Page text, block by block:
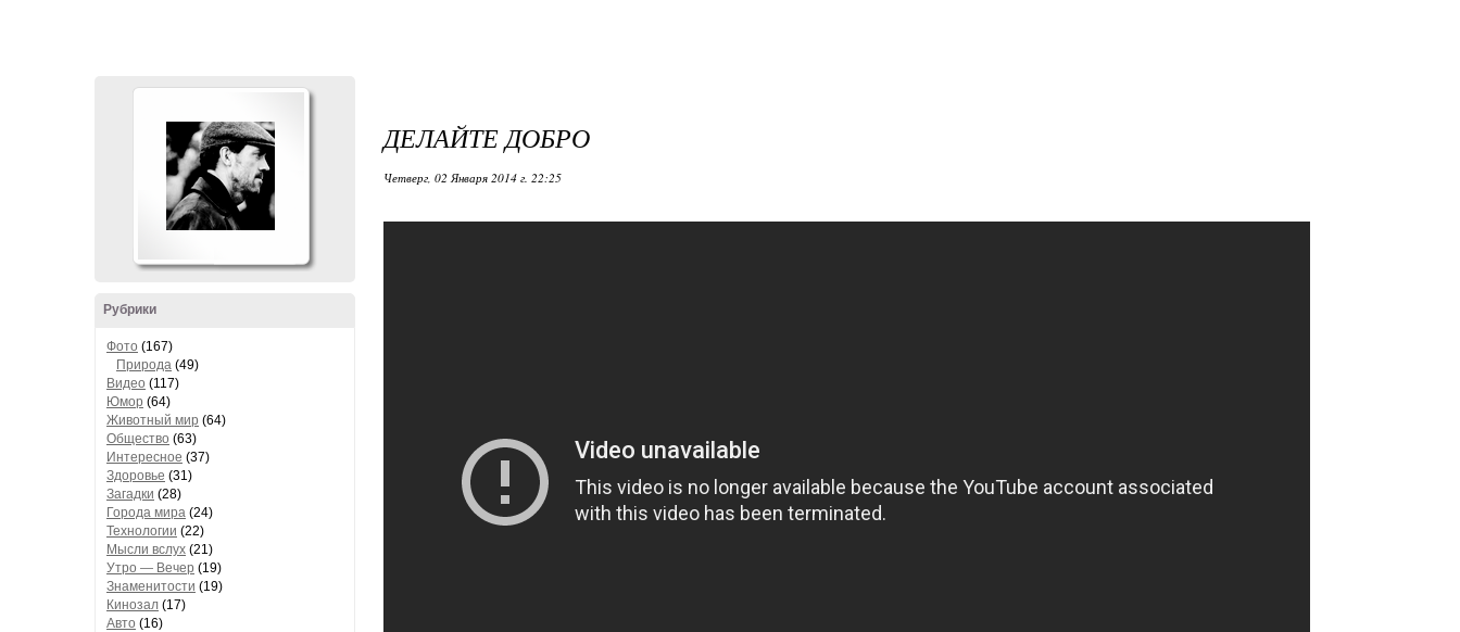
Рубрики
Фото (167)
Природа (49)
Видео (117)
Юмор (64)
Животный мир (64)
Общество (63)
Интересное (37)
Здоровье (31)
Загадки (28)
Города мира (24)
Технологии (22)
Мысли вслух (21)
Утро — Вечер (19)
Знаменитости (19)
Кинозал (17)
Авто (16)
ДЕЛАЙТЕ ДОБРО
Четверг, 02 Января 2014 г. 22:25